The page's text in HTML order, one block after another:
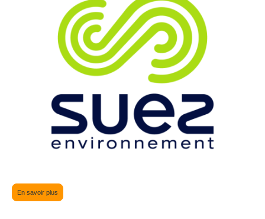
En savoir plus